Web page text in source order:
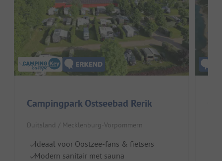
Campingpark Ostseebad Rerik
Duitsland / Mecklenburg-Vorpommern
Ideaal voor Oostzee-fans & fietsers
Modern sanitair met sauna